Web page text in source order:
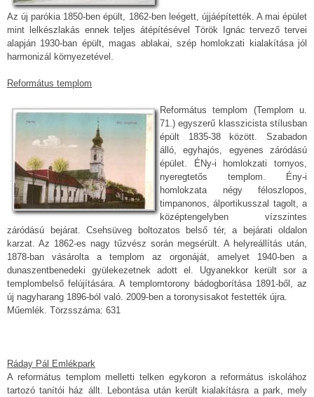
Az új parókia 1850-ben épült, 1862-ben leégett, újjáépítették. A mai épület
mint lelkészlakás ennek teljes átépítésével Török Ignác tervező tervei
alapján 1930-ban épült, magas ablakai, szép homlokzati kialakítása jól
harmonizál környezetével.
Református templom
Református templom (Templom u.
71.) egyszerű klasszicista stílusban
épült 1835-38 között. Szabadon
álló, egyhajós, egyenes záródású
épület. ÉNy-i homlokzati tornyos,
nyeregtetős templom. Ény-i
homlokzata négy féloszlopos,
timpanonos, álportikusszal tagolt, a
középtengelyben vízszintes
záródású bejárat. Csehsüveg boltozatos belső tér, a bejárati oldalon
karzat. Az 1862-es nagy tűzvész során megsérült. A helyreállítás után,
1878-ban vásárolta a templom az orgonáját, amelyet 1940-ben a
dunaszentbenedeki gyülekezetnek adott el. Ugyanekkor került sor a
templombelső felújítására. A templomtorony bádogborítása 1891-ből, az
új nagyharang 1896-ból való. 2009-ben a toronysisakot festették újra.
Műemlék. Törzsszáma: 631
Ráday Pál Emlékpark
A református templom melletti telken egykoron a református iskolához
tartozó tanítói ház állt. Lebontása után került kialakításra a park, mely